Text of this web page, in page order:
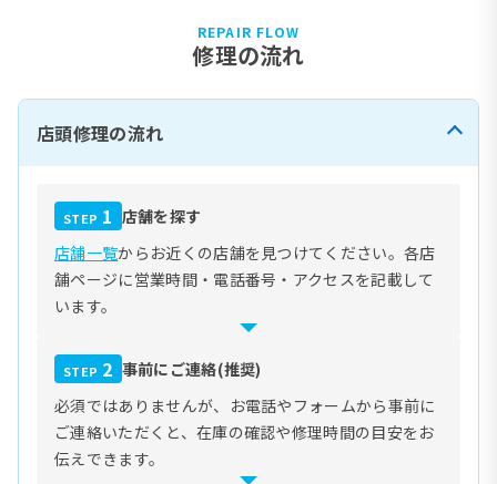
REPAIR FLOW
修理の流れ
店頭修理の流れ
STEP 1 店舗を探す
店舗一覧からお近くの店舗を見つけてください。各店
舗ページに営業時間・電話番号・アクセスを記載して
います。
STEP 2 事前にご連絡(推奨)
必須ではありませんが、お電話やフォームから事前に
ご連絡いただくと、在庫の確認や修理時間の目安をお
伝えできます。